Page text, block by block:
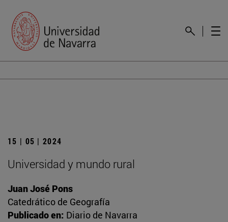
15 | 05 | 2024
Universidad y mundo rural
Juan José Pons
Catedrático de Geografía
Publicado en: Diario de Navarra